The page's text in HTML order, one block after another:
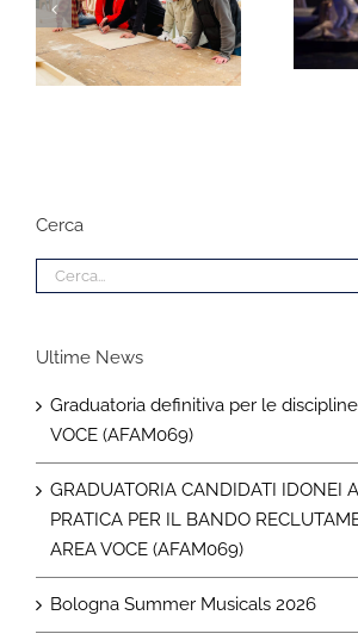
Cerca
Cerca
Ultime News
Graduatoria definitiva per le discipline
VOCE (AFAM069)
GRADUATORIA CANDIDATI IDONEI
PRATICA PER IL BANDO
AREA VOCE (AFAM069)
Bologna Summer Musicals 2026